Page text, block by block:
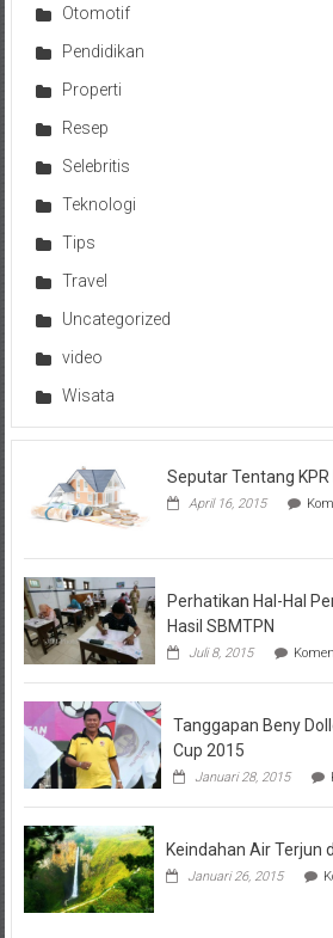
Otomotif
Pendidikan
Properti
Resep
Selebritis
Teknologi
Tips
Travel
Uncategorized
video
Wisata
Seputar Tentang KPR
April 16, 2015
Perhatikan Hal-Hal
Hasil SBMTPN
Juli 8, 2015
Tanggapan Beny
Cup 2015
Januari 28, 2015
Keindahan Air Terjun
Januari 26, 2015